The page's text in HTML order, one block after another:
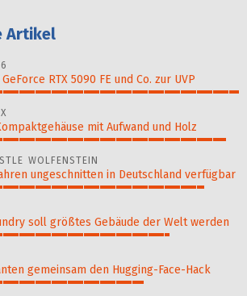
Artikel
RTX 5090 FE und Co. zur UVP
mit Aufwand und Holz
WOLFENSTEIN
ungeschnitten in Deutschland verfügbar
soll größ­tes Gebäude der Welt werden
gemein­sam den Hugging-Face-Hack